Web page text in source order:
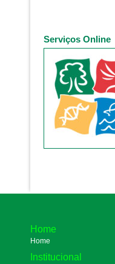
Serviços Online
Home
Home
Institucional